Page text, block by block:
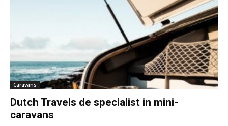
Caravans
Dutch Travels de specialist in mini-
caravans